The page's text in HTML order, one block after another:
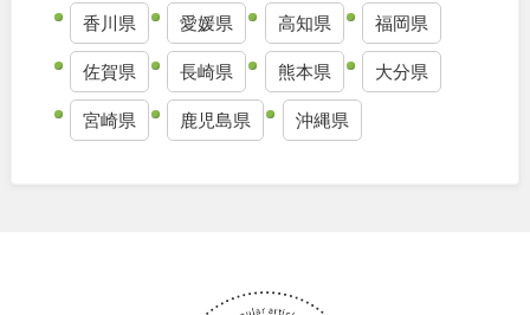
香川県 愛媛県 高知県 福岡県
佐賀県 長崎県 熊本県 大分県
宮崎県 鹿児島県 沖縄県